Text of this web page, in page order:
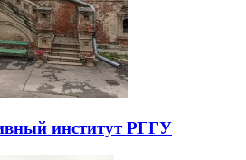
институт РГГУ